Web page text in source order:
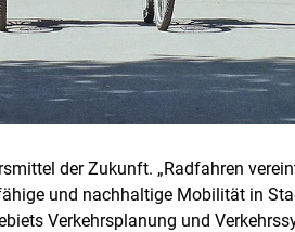
der Zukunft. „Radfahren
und nachhaltige Mobilität in
Verkehrsplanung und